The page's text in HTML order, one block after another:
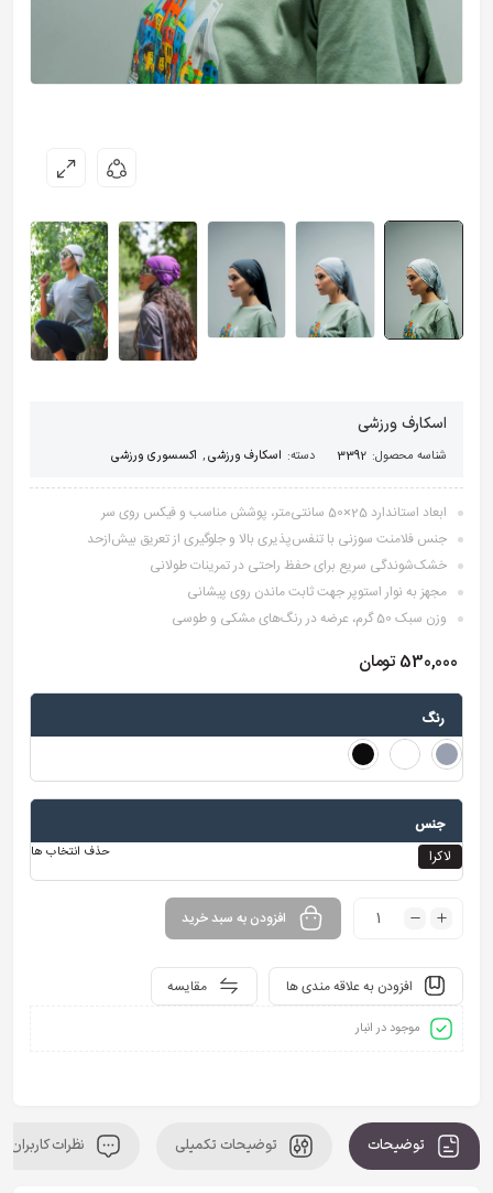
اسکارف ورزشی
شناسه محصول: 3392 دسته: اسکارف ورزشی, اکسسوری ورزشی
ابعاد استاندارد 25×50 سانتی‌متر، پوشش مناسب و فیکس روی سر
جنس فلامنت سوزنی با تنفس‌پذیری بالا و جلوگیری از تعریق بیش‌ازحد
خشک‌شوندگی سریع برای حفظ راحتی در تمرینات طولانی
مجهز به نوار استوپر جهت ثابت ماندن روی پیشانی
وزن سبک 50 گرم، عرضه در رنگ‌های مشکی و طوسی
530,000تومان
رنگ
جنس
لاکرا
حذف انتخاب ها
افزودن به سبد خرید
مقایسه افزودن به علاقه مندی ها
موجود در انبار
توضیحات توضیحات تکمیلی نظرات کاربران